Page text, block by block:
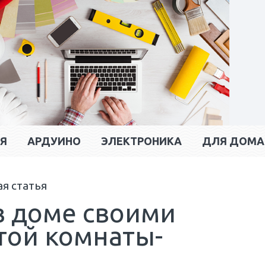
АРДУИНО ЭЛЕКТРОНИКА ДЛЯ ДОМА
статья
доме своими
комнаты-